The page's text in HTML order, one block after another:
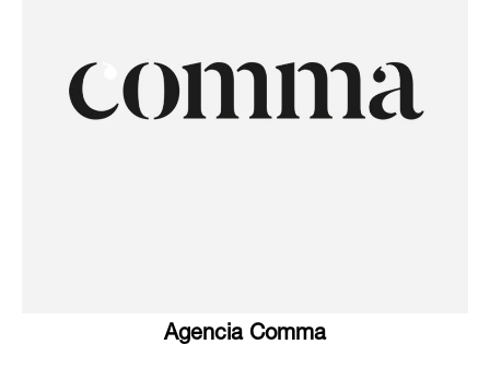
Agencia Comma